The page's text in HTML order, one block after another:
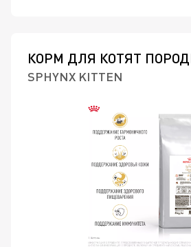
КОРМ ДЛЯ КОТЯТ
SPHYNX KITTEN